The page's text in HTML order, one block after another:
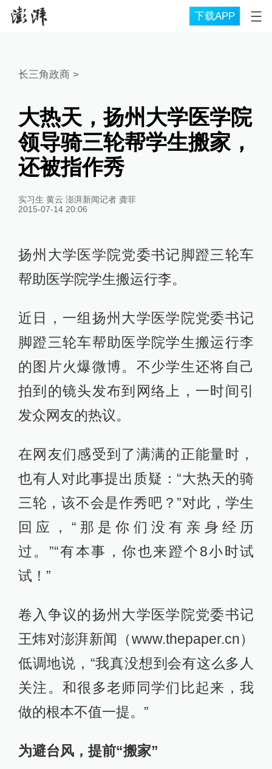
下载APP
长三角政商 >
大热天，扬州大学医学院
领导骑三轮帮学生搬家，
还被指作秀
实习生 黄云 澎湃新闻记者 龚菲
2015-07-14 20:06
扬州大学医学院党委书记脚蹬三轮车
帮助医学院学生搬运行李。
近日，一组 扬州大学医学院党委书记
脚蹬三轮车帮助医学院学生搬运行李
的图片火爆微博。不少学生还将自己
拍到的镜头发布到网络上，一时间引
发众网友的热议。
在网友们感受到了满满的正能量时，
也有人对此事提出质疑：“大热天的骑
三轮，该不会是作秀吧？”对此，学生
回应，“那是你们没有亲身经历
过。”“有本事，你也来蹬个8小时试
试！”
卷入争议的扬州大学医学院党委书记
王炜对澎湃新闻（www.thepaper.cn）
低调地说，“我真没想到会有这么多人
关注。和很多老师同学们比起来，我
做的根本不值一提。”
为避台风，提前“搬家”